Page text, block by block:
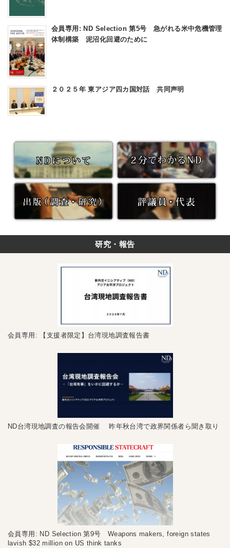
会員専用: ND Selection 第5号 急がれる米中危機管理
体制構築 泥沼化回避のために
２０２５年 東アジア四カ国対話 共同声明
研究・報告
会員専用: 【支援者限定】台湾現地調査報告書
ND台湾現地調査の報告会開催 昨年秋台湾で政界関係者ら聞き取り
会員専用: ND Selection 第9号 Weapons makers, foreign states
lavish $32 million on US think tanks